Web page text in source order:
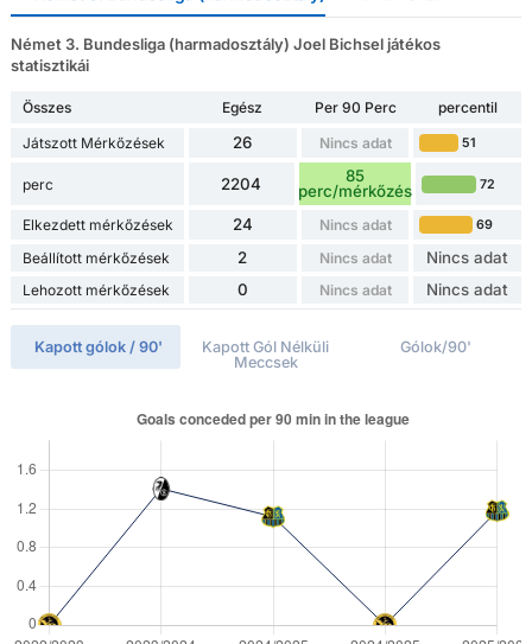
Német 3. Bundesliga (harmadosztály) Joel Bichsel játékos
statisztikái
Összes Egész Per 90 Perc
percentil
Játszott Mérkőzések
26 Nincs adat 51
perc 2204
85
perc/mérkőzés
72
Elkezdett mérkőzések 24 Nincs adat 69
Beállított mérkőzések 2 Nincs adat Nincs adat
Lehozott mérkőzések 0 Nincs adat Nincs adat
Kapott gólok / 90'
Kapott Gól Nélküli
Meccsek
Gólok/90'